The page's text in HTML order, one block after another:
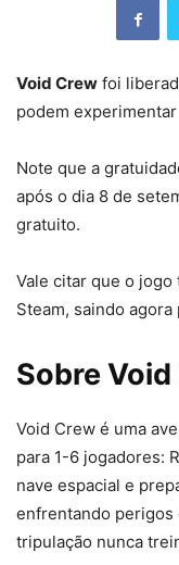
Void Crew foi
podem
Note que a
após o dia 8 de
gratuito.
Vale citar que o
Steam, saindo
Sobre Void
Void Crew é uma
para 1-6 jogadores:
nave espacial e
enfrentando perigos
tripulação nunca